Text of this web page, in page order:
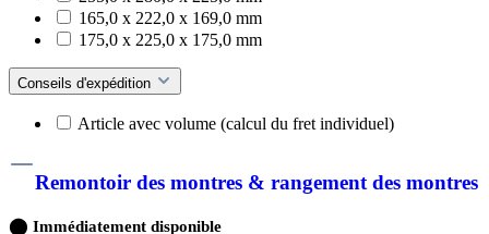
165,0 x 222,0 x 169,0 mm
175,0 x 225,0 x 175,0 mm
Conseils d'expédition
Article avec volume (calcul du fret individuel)
Remontoir des montres & rangement des montres
⬤ Immédiatement disponible